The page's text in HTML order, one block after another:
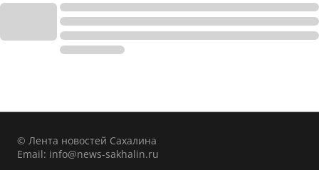
© Лента новостей Сахалина
Email: info@news-sakhalin.ru